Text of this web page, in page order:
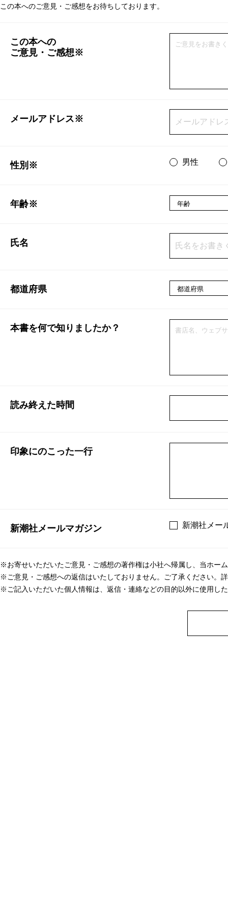
この本へのご意見・ご感想をお待ちしております。
この本への
ご意見・ご感想※
メールアドレス※
性別※ 男性
年齢※
氏名
都道府県
本書を何で知りましたか？
読み終えた時間
印象にのこった一行
新潮社メールマガジン 新潮社メー
※お寄せいただいたご意見・ご感想の著作権は小社へ帰属し、当ホー
※ご意見・ご感想への返信はいたしておりません。ご了承ください。
※ご記入いただいた個人情報は、返信・連絡などの目的以外に使用し